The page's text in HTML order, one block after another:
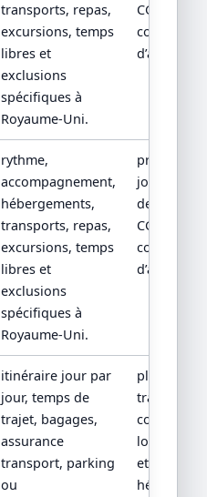
transports, repas,
excursions, temps
libres et
exclusions
spécifiques à
Royaume-Uni.
CGV/CPV et
conditions
rythme,
accompagnement,
hébergements,
transports, repas,
excursions, temps
libres et
exclusions
spécifiques à
Royaume-Uni.
jour par
devis
CGV/CPV et
conditions
itinéraire jour par
jour, temps de
trajet, bagages,
assurance
transport, parking
ou
plan de
transport,
conditions
location/
et